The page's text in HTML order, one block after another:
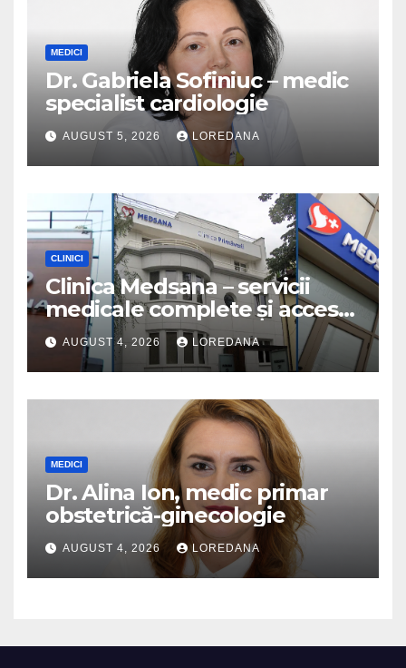
MEDICI
Dr. Gabriela Sofiniuc – medic
specialist cardiologie
AUGUST 5, 2026 LOREDANA
CLINICI
Clinica Medsana – servicii
medicale complete și acces
la specialiști cu experiență
AUGUST 4, 2026 LOREDANA
MEDICI
Dr. Alina Ion, medic primar
obstetrică-ginecologie
AUGUST 4, 2026 LOREDANA